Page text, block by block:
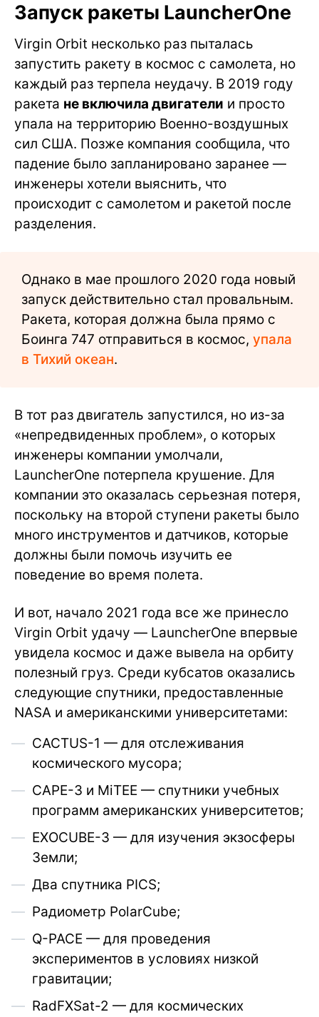
Запуск ракеты LauncherOne
Virgin Orbit несколько раз пыталась
запустить ракету в космос с самолета, но
каждый раз терпела неудачу. В 2019 году
ракета не включила двигатели и просто
упала на территорию Военно-воздушных
сил США. Позже компания сообщила, что
падение было запланировано заранее —
инженеры хотели выяснить, что
происходит с самолетом и ракетой после
разделения.
Однако в мае прошлого 2020 года новый
запуск действительно стал провальным.
Ракета, которая должна была прямо с
Боинга 747 отправиться в космос, упала
в Тихий океан.
В тот раз двигатель запустился, но из-за
«непредвиденных проблем», о которых
инженеры компании умолчали,
LauncherOne потерпела крушение. Для
компании это оказалась серьезная потеря,
поскольку на второй ступени ракеты было
много инструментов и датчиков, которые
должны были помочь изучить ее
поведение во время полета.
И вот, начало 2021 года все же принесло
Virgin Orbit удачу — LauncherOne впервые
увидела космос и даже вывела на орбиту
полезный груз. Среди кубсатов оказались
следующие спутники, предоставленные
NASA и американскими университетами:
CACTUS-1 — для отслеживания
космического мусора;
CAPE-3 и MiTEE — спутники учебных
программ американских университетов;
EXOCUBE-3 — для изучения экзосферы
Земли;
Два спутника PICS;
Радиометр PolarCube;
Q-PACE — для проведения
экспериментов в условиях низкой
гравитации;
RadFXSat-2 — для космических